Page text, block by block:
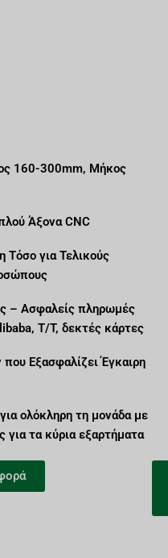
160-300mm, Μήκος
Άξονα CNC
Τόσο για Τελικούς
– Ασφαλείς πληρωμές
T/T, δεκτές κάρτες
Εξασφαλίζει Έγκαιρη
ολόκληρη τη μονάδα με
για τα κύρια εξαρτήματα